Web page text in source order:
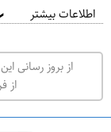
اطلاعات بیشتر
از بروز رسانی
از